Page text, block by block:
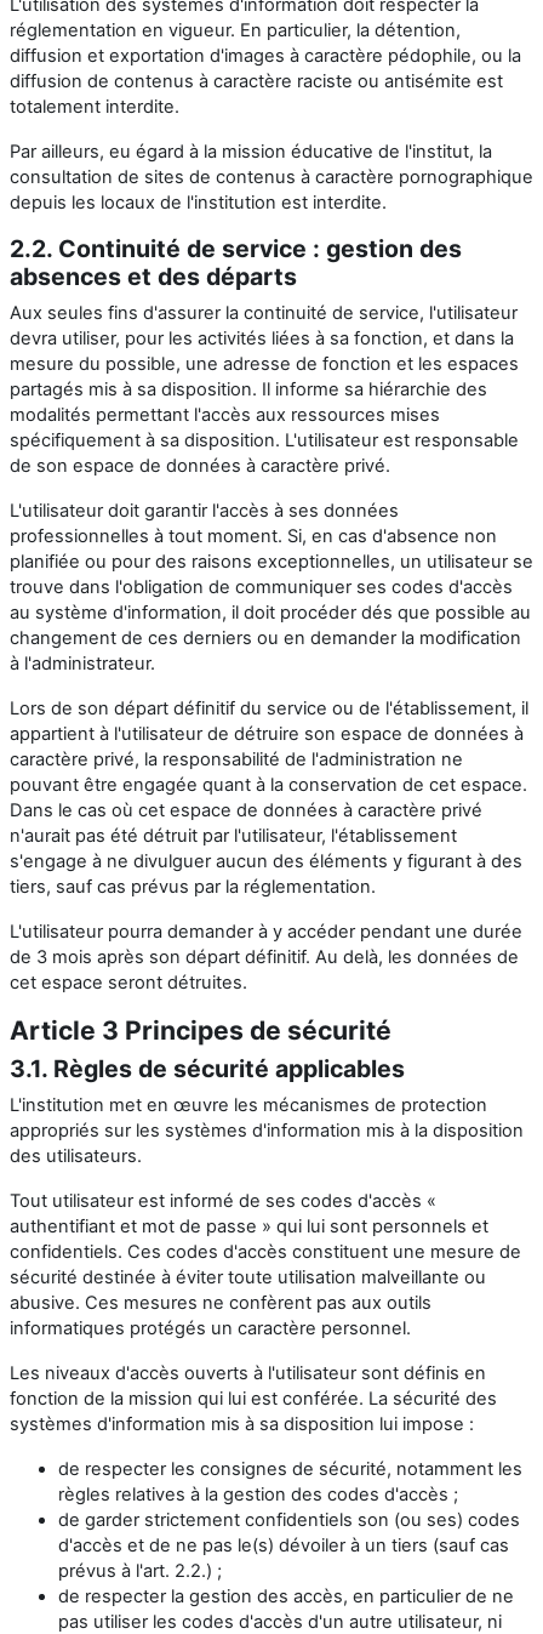
L'utilisation des systèmes d'information doit respecter la
réglementation en vigueur. En particulier, la détention,
diffusion et exportation d'images à caractère pédophile, ou la
diffusion de contenus à caractère raciste ou antisémite est
totalement interdite.
Par ailleurs, eu égard à la mission éducative de l'institut, la
consultation de sites de contenus à caractère pornographique
depuis les locaux de l'institution est interdite.
2.2. Continuité de service : gestion des
absences et des départs
Aux seules fins d'assurer la continuité de service, l'utilisateur
devra utiliser, pour les activités liées à sa fonction, et dans la
mesure du possible, une adresse de fonction et les espaces
partagés mis à sa disposition. Il informe sa hiérarchie des
modalités permettant l'accès aux ressources mises
spécifiquement à sa disposition. L'utilisateur est responsable
de son espace de données à caractère privé.
L'utilisateur doit garantir l'accès à ses données
professionnelles à tout moment. Si, en cas d'absence non
planifiée ou pour des raisons exceptionnelles, un utilisateur se
trouve dans l'obligation de communiquer ses codes d'accès
au système d'information, il doit procéder dés que possible au
changement de ces derniers ou en demander la modification
à l'administrateur.
Lors de son départ définitif du service ou de l'établissement, il
appartient à l'utilisateur de détruire son espace de données à
caractère privé, la responsabilité de l'administration ne
pouvant être engagée quant à la conservation de cet espace.
Dans le cas où cet espace de données à caractère privé
n'aurait pas été détruit par l'utilisateur, l'établissement
s'engage à ne divulguer aucun des éléments y figurant à des
tiers, sauf cas prévus par la réglementation.
L'utilisateur pourra demander à y accéder pendant une durée
de 3 mois après son départ définitif. Au delà, les données de
cet espace seront détruites.
Article 3 Principes de sécurité
3.1. Règles de sécurité applicables
L'institution met en œuvre les mécanismes de protection
appropriés sur les systèmes d'information mis à la disposition
des utilisateurs.
Tout utilisateur est informé de ses codes d'accès «
authentifiant et mot de passe » qui lui sont personnels et
confidentiels. Ces codes d'accès constituent une mesure de
sécurité destinée à éviter toute utilisation malveillante ou
abusive. Ces mesures ne confèrent pas aux outils
informatiques protégés un caractère personnel.
Les niveaux d'accès ouverts à l'utilisateur sont définis en
fonction de la mission qui lui est conférée. La sécurité des
systèmes d'information mis à sa disposition lui impose :
de respecter les consignes de sécurité, notamment les
règles relatives à la gestion des codes d'accès ;
de garder strictement confidentiels son (ou ses) codes
d'accès et de ne pas le(s) dévoiler à un tiers (sauf cas
prévus à l'art. 2.2.) ;
de respecter la gestion des accès, en particulier de ne
pas utiliser les codes d'accès d'un autre utilisateur, ni